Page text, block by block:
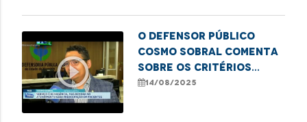
play_circle_outline
O defensor público
Cosmo Sobral comenta
sobre os critérios
levados em
14/08/2025